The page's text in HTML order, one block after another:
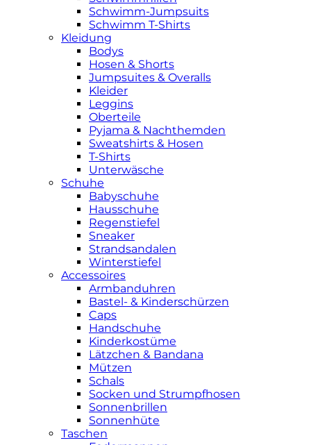
Schwimm-Jumpsuits
Schwimm T-Shirts
Kleidung
Bodys
Hosen & Shorts
Jumpsuites & Overalls
Kleider
Leggins
Oberteile
Pyjama & Nachthemden
Sweatshirts & Hosen
T-Shirts
Unterwäsche
Schuhe
Babyschuhe
Hausschuhe
Regenstiefel
Sneaker
Strandsandalen
Winterstiefel
Accessoires
Armbanduhren
Bastel- & Kinderschürzen
Caps
Handschuhe
Kinderkostüme
Lätzchen & Bandana
Mützen
Schals
Socken und Strumpfhosen
Sonnenbrillen
Sonnenhüte
Taschen